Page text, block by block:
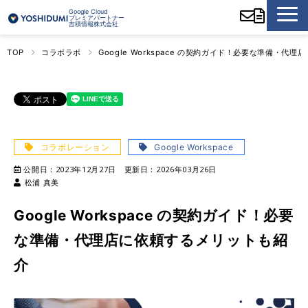
Google Cloud
プレミアパートナー
吉積情報株式会社
TOP コラボラボ Google Workspace の契約ガイド！必要な準備・代理店
コラボレーション Google Workspace
公開日： 2023年12月27日 更新日： 2026年03月26日
松浦 真美
Google Workspace の契約ガイド！必要
な準備・代理店に依頼するメリットも紹
介